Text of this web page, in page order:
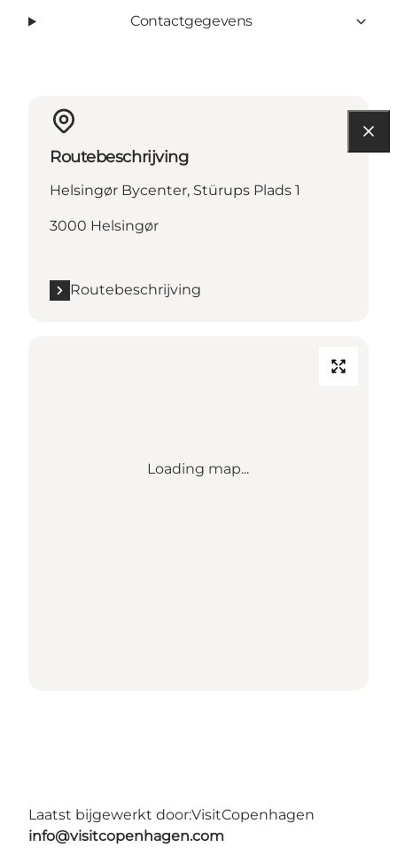
Contactgegevens
Routebeschrijving
Helsingør Bycenter, Stürups Plads 1
3000 Helsingør
Routebeschrijving
Loading map...
Laatst bijgewerkt door:VisitCopenhagen
info@visitcopenhagen.com